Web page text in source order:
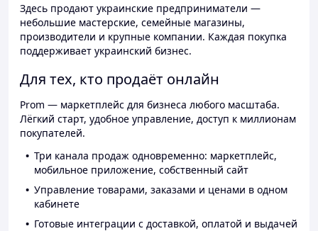
Здесь продают украинские предприниматели —
небольшие мастерские, семейные магазины,
производители и крупные компании. Каждая покупка
поддерживает украинский бизнес.
Для тех, кто продаёт онлайн
Prom — маркетплейс для бизнеса любого масштаба.
Лёгкий старт, удобное управление, доступ к миллионам
покупателей.
Три канала продаж одновременно: маркетплейс,
мобильное приложение, собственный сайт
Управление товарами, заказами и ценами в одном
кабинете
Готовые интеграции с доставкой, оплатой и выдачей